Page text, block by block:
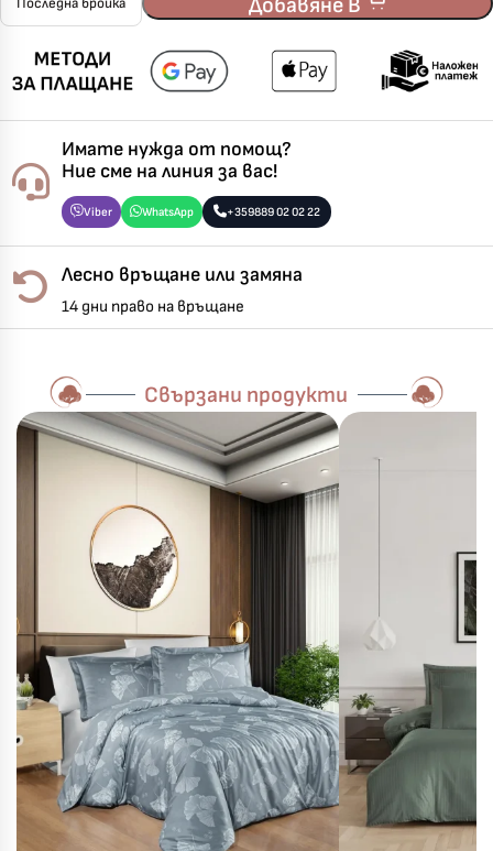
Добавяне В
Имате нужда от помощ?
Ние сме на линия за вас!
Viber WhatsApp +359889 02 02 22
Лесно връщане или замяна
14 дни право на връщане
Свързани продукти